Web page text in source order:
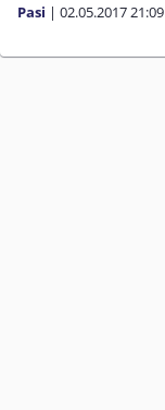
Pasi | 02.05.201721:09